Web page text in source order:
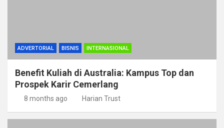
ADVERTORIAL BISNIS INTERNASIONAL
Benefit Kuliah di Australia: Kampus Top dan
Prospek Karir Cemerlang
8 months ago Harian Trust